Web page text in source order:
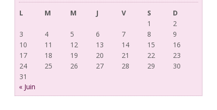
L
M M J V S
D
1
2
3
4 5 6 7 8
9
10
11 12 13 14 15
16
17
18 19 20 21 22
23
24
25 26 27 28 29
30
31
« Juin